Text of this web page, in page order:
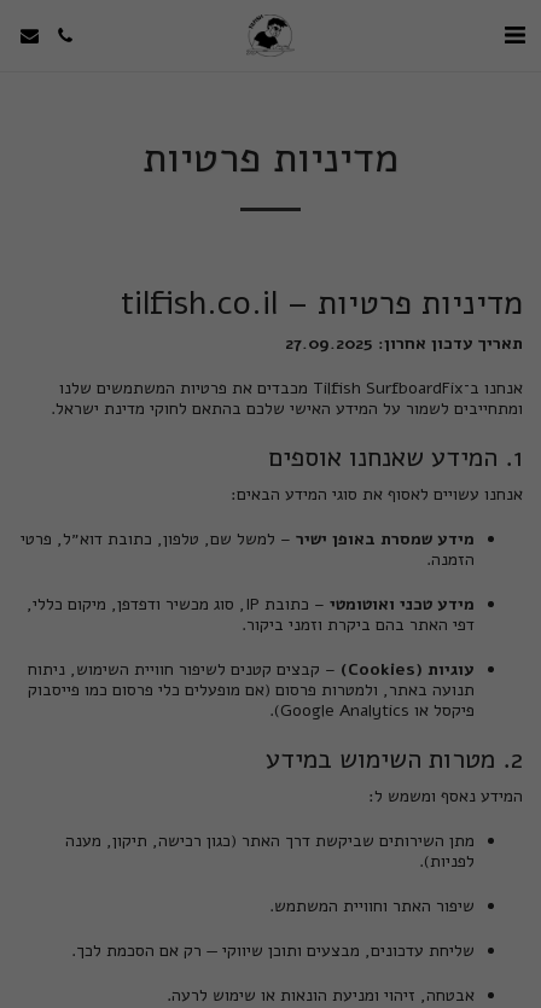
מדיניות פרטיות
מדיניות פרטיות – tilfish.co.il
תאריך עדכון אחרון: 27.09.2025
אנחנו ב־Tilfish SurfboardFix מכבדים את פרטיות המשתמשים שלנו
ומתחייבים לשמור על המידע האישי שלכם בהתאם לחוקי מדינת ישראל.
1. המידע שאנחנו אוספים
אנחנו עשויים לאסוף את סוגי המידע הבאים:
מידע שמסרת באופן ישיר – למשל שם, טלפון, כתובת דוא״ל, פרטי
הזמנה.
מידע טכני ואוטומטי
– כתובת IP, סוג מכשיר ודפדפן, מיקום כללי,
דפי האתר בהם ביקרת וזמני ביקור.
עוגיות (Cookies)
– קבצים קטנים לשיפור חוויית השימוש, ניתוח
תנועה באתר, ולמטרות פרסום (אם מופעלים כלי פרסום כמו פייסבוק
פיקסל או Google Analytics).
2. מטרות השימוש במידע
המידע נאסף ומשמש ל:
מתן השירותים שביקשת דרך האתר (כגון רכישה, תיקון, מענה
לפניות).
שיפור האתר וחוויית המשתמש.
שליחת עדכונים, מבצעים ותוכן שיווקי — רק אם הסכמת לכך.
אבטחה, זיהוי ומניעת הונאות או שימוש לרעה.